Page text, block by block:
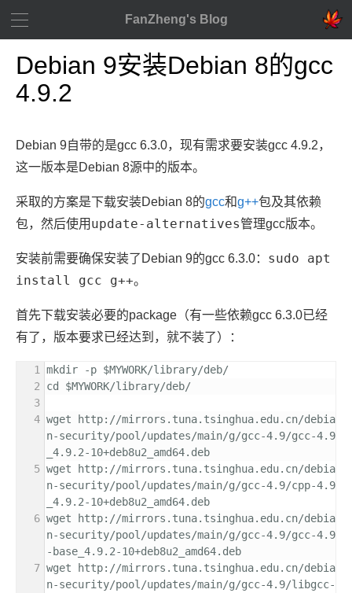
FanZheng's Blog
Debian 9安装Debian 8的gcc
4.9.2
Debian 9自带的是gcc 6.3.0，现有需求要安装gcc 4.9.2，
这一版本是Debian 8源中的版本。
采取的方案是下载安装Debian 8的gcc和g++包及其依赖
包，然后使用 update-alternatives管理gcc版本。
安装前需要确保安装了Debian 9的gcc 6.3.0： sudo apt
install gcc g++。
首先下载安装必要的package（有一些依赖gcc 6.3.0已经
有了，版本要求已经达到，就不装了）：
mkdir -p $MYWORK/library/deb/
cd $MYWORK/library/deb/
wget http://mirrors.tuna.tsinghua.edu.cn/debia
n-security/pool/updates/main/g/gcc-4.9/gcc-4.9
_4.9.2-10+deb8u2_amd64.deb
wget http://mirrors.tuna.tsinghua.edu.cn/debia
n-security/pool/updates/main/g/gcc-4.9/cpp-4.9
_4.9.2-10+deb8u2_amd64.deb
wget http://mirrors.tuna.tsinghua.edu.cn/debia
n-security/pool/updates/main/g/gcc-4.9/gcc-4.9
-base_4.9.2-10+deb8u2_amd64.deb
wget http://mirrors.tuna.tsinghua.edu.cn/debia
n-security/pool/updates/main/g/gcc-4.9/libgcc-